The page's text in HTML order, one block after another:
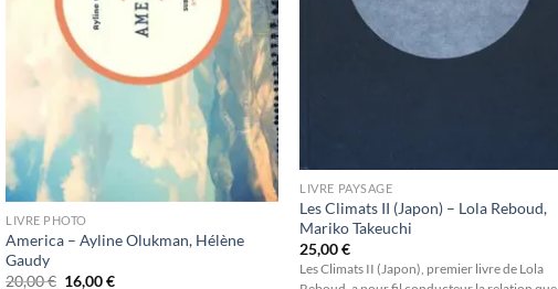
LIVRE PHOTO
America – Ayline Olukman, Hélène
Gaudy
20,00€ Le
16,00€Le
LIVRE PAYSAGE
Les Climats II (Japon) – Lola Reboud,
Mariko Takeuchi
25,00€
Les Climats II (Japon), premier livre de Lola